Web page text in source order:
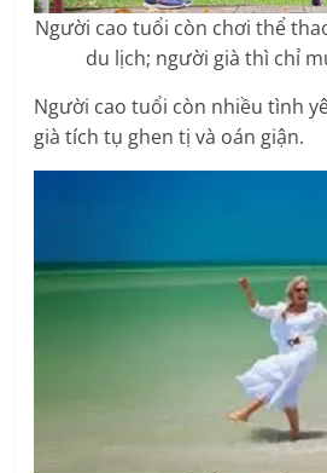
Người cao tuổi còn chơi thể
du lịch; người già thì chỉ
Người cao tuổi còn nhiều tình
già tích tụ ghen tị và oán giận.